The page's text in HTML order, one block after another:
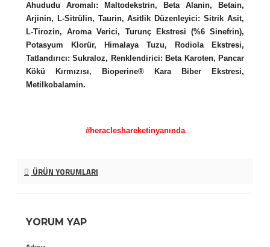
Ahududu Aromalı:
Maltodekstrin, Beta Alanin, Betain,
Arjinin, L-Sitrülin, Taurin, Asitlik Düzenleyici: Sitrik Asit,
L-Tirozin, Aroma Verici, Turunç Ekstresi (%6 Sinefrin),
Potasyum Klorür, Himalaya Tuzu, Rodiola Ekstresi,
Tatlandırıcı: Sukraloz, Renklendirici: Beta Karoten, Pancar
Kökü Kırmızısı, Bioperine® Kara Biber Ekstresi,
Metilkobalamin.
#heracleshareketinyanında
ÜRÜN YORUMLARI
YORUM YAP